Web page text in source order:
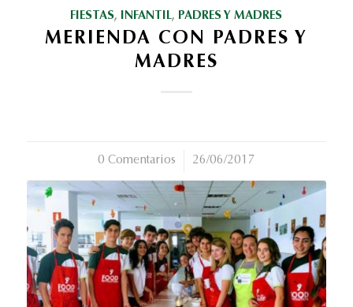
FIESTAS, INFANTIL, PADRES Y MADRES
MERIENDA CON PADRES Y
MADRES
0 Comentarios
/ 26/06/2017